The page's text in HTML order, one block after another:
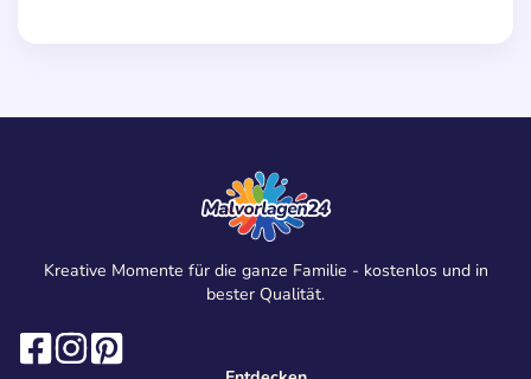
Kreative Momente für die ganze Familie - kostenlos und in
bester Qualität.